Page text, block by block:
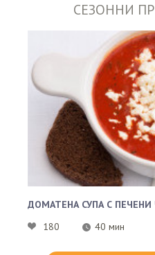
СЕЗОННИ
ДОМАТЕНА СУПА С
180
40 мин